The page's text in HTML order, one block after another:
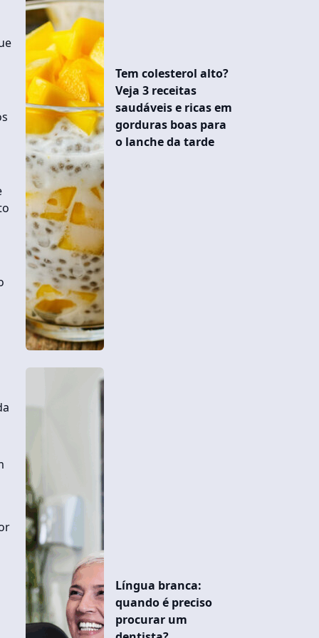
Tem colesterol alto?
Veja 3 receitas
saudáveis e ricas em
gorduras boas para
o lanche da tarde
Língua branca:
quando é preciso
procurar um